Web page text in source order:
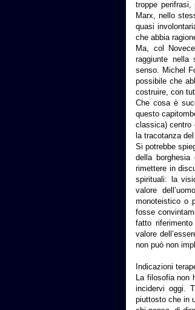
troppe perifrasi,
Marx, nello
quasi
che abbia
Ma, col
raggiunte nella
senso. Michel
possibile che
costruire, con
Che cosa è
questo
classica) centro
la tracotanza
Si potrebbe
della
rimettere in
spirituali: la
valore
monoteistico o
fosse
fatto
valore
non può non
Indicazioni
La filosofia non
incidervi oggi.
piuttosto che in